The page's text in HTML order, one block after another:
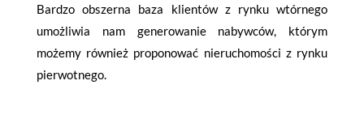
Bardzo obszerna baza klientów z rynku wtórnego
umożliwia nam generowanie nabywców, którym
możemy również proponować nieruchomości z rynku
pierwotnego.